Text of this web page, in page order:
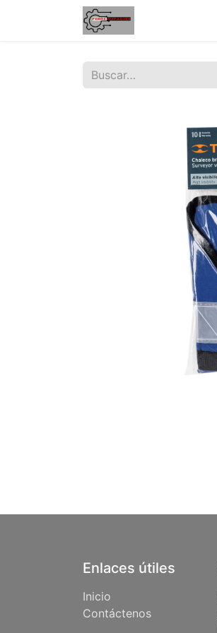
Enlaces útiles
Inicio
Contáctenos